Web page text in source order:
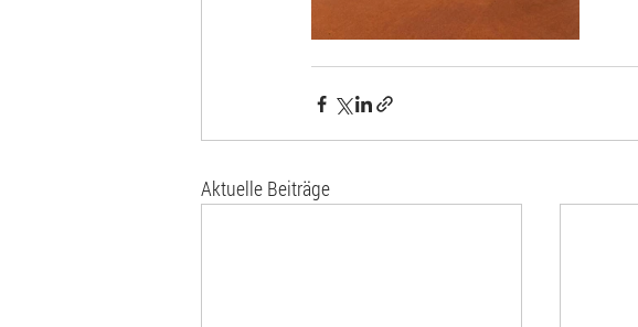
Aktuelle Beiträge